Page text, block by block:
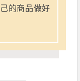
的商品做好